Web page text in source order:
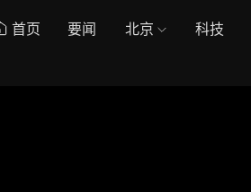
首页 要闻 北京 科技